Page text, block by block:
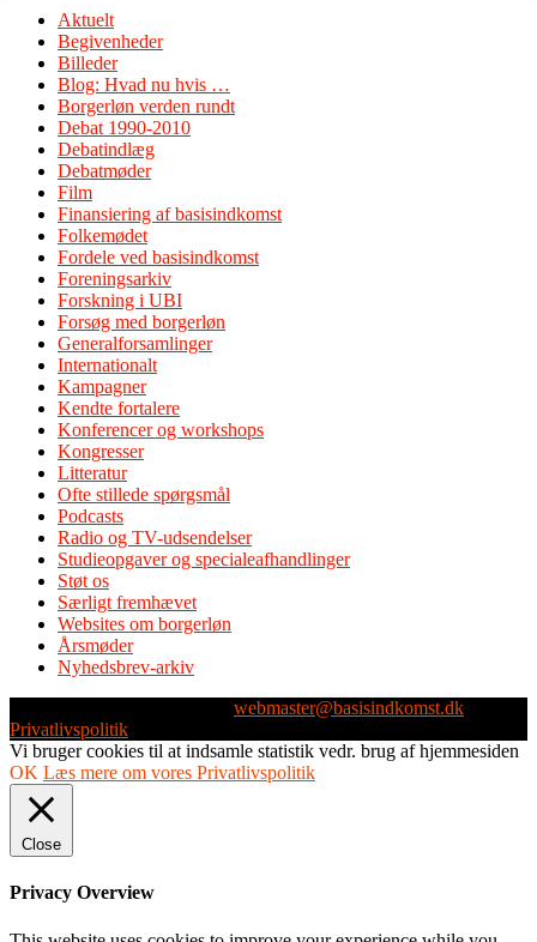
Aktuelt
Begivenheder
Billeder
Blog: Hvad nu hvis …
Borgerløn verden rundt
Debat 1990-2010
Debatindlæg
Debatmøder
Film
Finansiering af basisindkomst
Folkemødet
Fordele ved basisindkomst
Foreningsarkiv
Forskning i UBI
Forsøg med borgerløn
Generalforsamlinger
Internationalt
Kampagner
Kendte fortalere
Konferencer og workshops
Kongresser
Litteratur
Ofte stillede spørgsmål
Podcasts
Radio og TV-udsendelser
Studieopgaver og specialeafhandlinger
Støt os
Særligt fremhævet
Websites om borgerløn
Årsmøder
Nyhedsbrev-arkiv
webmaster@basisindkomst.dk
Privatlivspolitik
Vi bruger cookies til at indsamle statistik vedr. brug af hjemmesiden
OK Læs mere om vores Privatlivspolitik
Close
Privacy Overview